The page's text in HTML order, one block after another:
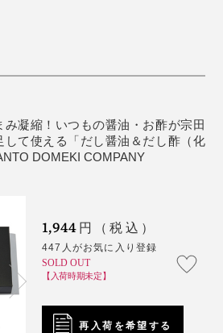
レシピ（おやつ）」として教えて
×素麺。食欲のない季節でも、箸
とネギを散らして食べてみた
することがほとんどなかった私で
すぎて毎日のように食べていま
取したのは、人生初！
溶いた即席みそ汁に、ネギとあ
もう十分にごちそうです！
み凝縮！いつもの醤油・お酢が宗田
して使える「だし醤油＆だし酢（化
DOMEKI COMPANY
1,944 円（税込）
447人がお気に入り登録
SOLD OUT
【入荷時期未定】
再入荷を希望する